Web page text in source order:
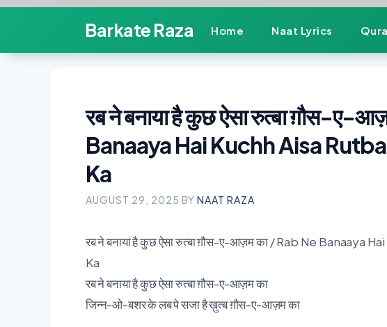
content
Barkate Raza Home Naat Lyrics
रब ने बनाया है कुछ ऐसा रुत्बा ग़ौस-ए-
Banaaya Hai Kuchh Aisa
Ka
AUGUST 29, 2025 BY NAAT RAZA
रब ने बनाया है कुछ ऐसा रुत्बा ग़ौस-ए-आज़म का / Rab Ne Banaaya
Ka
रब ने बनाया है कुछ ऐसा रुत्बा ग़ौस-ए-आज़म का
जिन्न-ओ-बशर के लब पे सजा है ख़ुत्ब ग़ौस-ए-आज़म का